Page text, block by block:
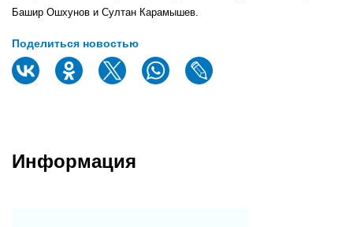
Башир Ошхунов и Султан Карамышев.
Поделиться новостью
Информация